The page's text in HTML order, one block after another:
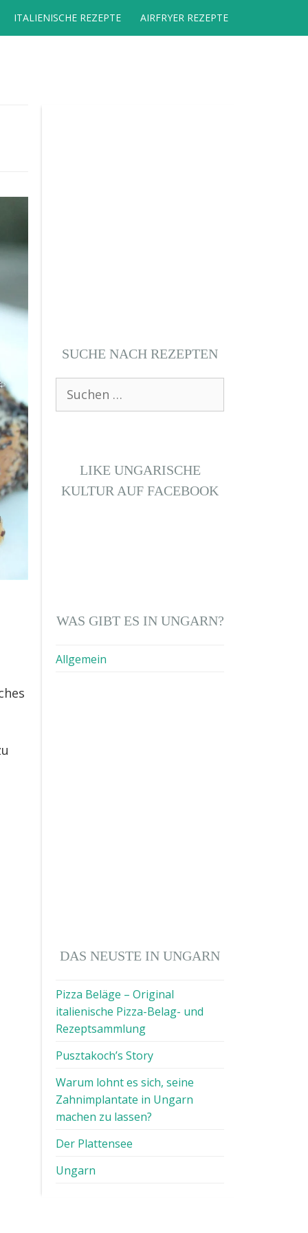
ITALIENISCHE REZEPTE AIRFRYER REZEPTE
SUCHE NACH REZEPTEN
nach:
LIKE UNGARISCHE
KULTUR AUF FACEBOOK
WAS GIBT ES IN UNGARN?
Allgemein
DAS NEUSTE IN UNGARN
Pizza Beläge – Original
italienische Pizza-Belag- und
Rezeptsammlung
Pusztakoch’s Story
Warum lohnt es sich, seine
Zahnimplantate in Ungarn
machen zu lassen?
Der Plattensee
Ungarn